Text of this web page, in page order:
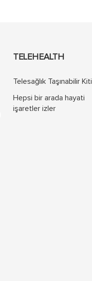
TELEHEALTH
Telesağlık Taşınabilir Kiti
Hepsi bir arada hayati
işaretler izler